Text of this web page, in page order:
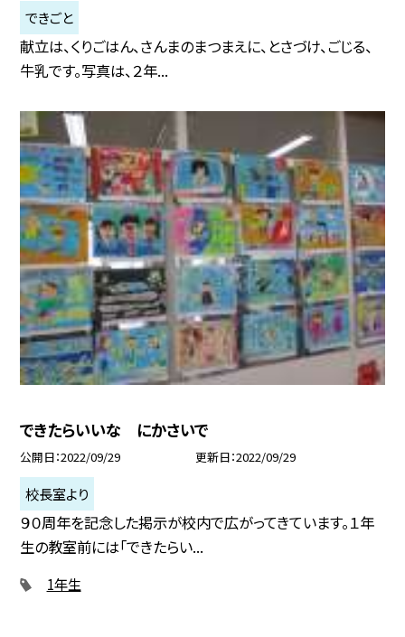
できごと
献立は、くりごはん、さんまのまつまえに、とさづけ、ごじる、
牛乳です。写真は、２年...
できたらいいな にかさいで
公開日 2022/09/29 更新日 2022/09/29
校長室より
９０周年を記念した掲示が校内で広がってきています。１年
生の教室前には「できたらい...
1年生